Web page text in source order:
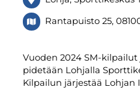
Rantapuisto 25,
Vuoden 2024 SM-
pidetään Lohjalla
Kilpailun järjestää Lohjan